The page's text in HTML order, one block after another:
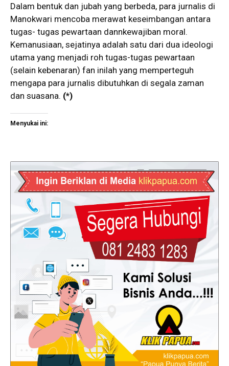
Dalam bentuk dan jubah yang berbeda, para jurnalis di
Manokwari mencoba merawat keseimbangan antara
tugas- tugas pewartaan dannkewajiban moral.
Kemanusiaan, sejatinya adalah satu dari dua ideologi
utama yang menjadi roh tugas-tugas pewartaan
(selain kebenaran) fan inilah yang memperteguh
mengapa para jurnalis dibutuhkan di segala zaman
dan suasana. (*)
Menyukai ini: